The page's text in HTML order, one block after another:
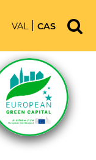
VAL CAS